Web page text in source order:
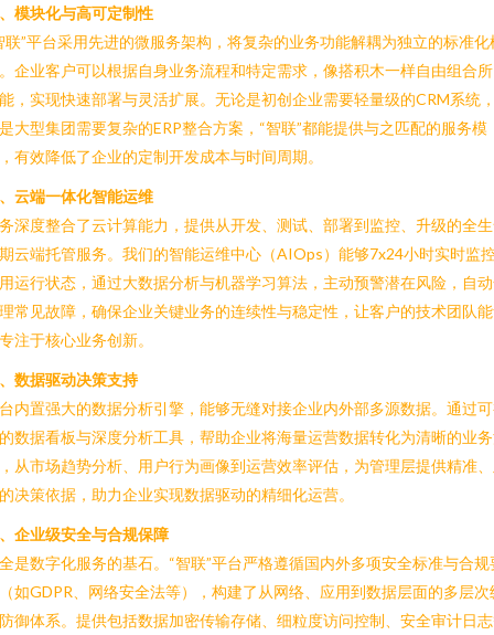
模块化与高可定制性
联”平台采用先进的微服务架构，将复杂的业务功能解耦为独立的标准化
企业客户可以根据自身业务流程和特定需求，像搭积木一样自由组合
，实现快速部署与灵活扩展。无论是初创企业需要轻量级的CRM系统
大型集团需要复杂的ERP整合方案，“智联”都能提供与之匹配的服务模
有效降低了企业的定制开发成本与时间周期。
云端一体化智能运维
深度整合了云计算能力，提供从开发、测试、部署到监控、升级的全
云端托管服务。我们的智能运维中心（AIOps）能够7x24小时实时监
运行状态，通过大数据分析与机器学习算法，主动预警潜在风险，自
常见故障，确保企业关键业务的连续性与稳定性，让客户的技术团队
注于核心业务创新。
数据驱动决策支持
内置强大的数据分析引擎，能够无缝对接企业内外部多源数据。通过
数据看板与深度分析工具，帮助企业将海量运营数据转化为清晰的业
从市场趋势分析、用户行为画像到运营效率评估，为管理层提供精准
决策依据，助力企业实现数据驱动的精细化运营。
企业级安全与合规保障
是数字化服务的基石。“智联”平台严格遵循国内外多项安全标准与合规
如GDPR、网络安全法等），构建了从网络、应用到数据层面的多层次
御体系。提供包括数据加密传输存储、细粒度访问控制、安全审计日